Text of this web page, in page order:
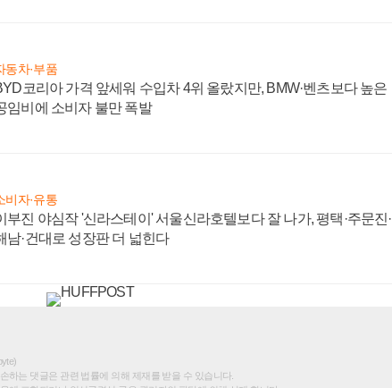
동차·부품
코리아 가격 앞세워 수입차 4위 올랐지만, BMW·벤츠보다 높은
임비에 소비자 불만 폭발
비자·유통
부진 야심작 '신라스테이' 서울신라호텔보다 잘 나가, 평택·주문진·
남·건대로 성장판 더 넓힌다
하는 댓글은 관련 법률에 의해 제재를 받을 수 있습니다.